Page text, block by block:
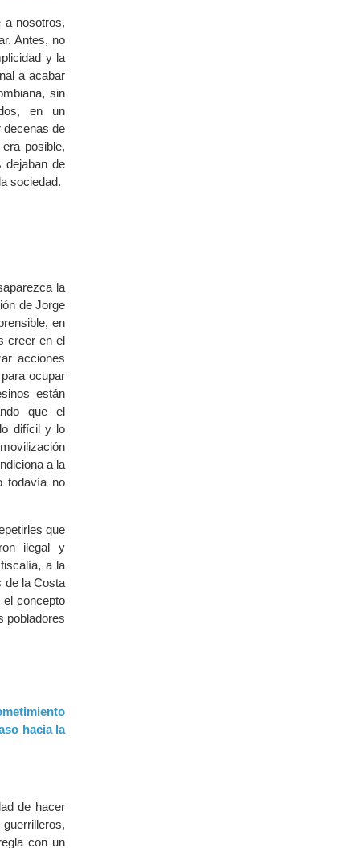
a nosotros,
Antes, no
y la
a acabar
sin
en un
decenas de
posible,
dejaban de
sociedad.
la
de Jorge
en
creer en el
acciones
ocupar
están
que el
difícil y lo
a la
todavía no
que
ilegal y
a la
de la Costa
el concepto
pobladores
hacia la
de hacer
con un